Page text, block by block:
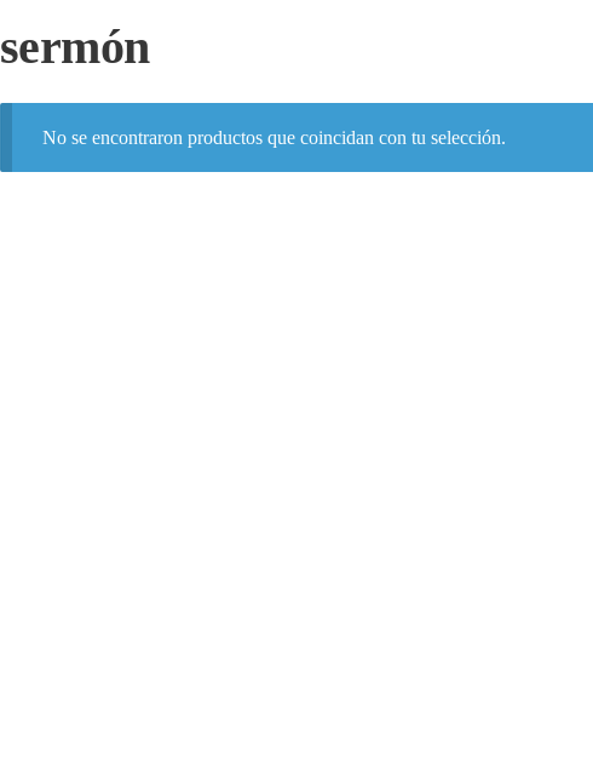
sermón
No se encontraron productos que coincidan con tu selección.